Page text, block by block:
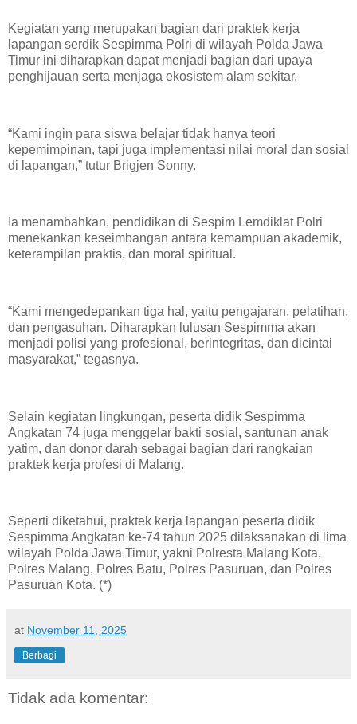
Kegiatan yang merupakan bagian dari praktek kerja
lapangan serdik Sespimma Polri di wilayah Polda Jawa
Timur ini diharapkan dapat menjadi bagian dari upaya
penghijauan serta menjaga ekosistem alam sekitar.
“Kami ingin para siswa belajar tidak hanya teori
kepemimpinan, tapi juga implementasi nilai moral dan sosial
di lapangan,” tutur Brigjen Sonny.
Ia menambahkan, pendidikan di Sespim Lemdiklat Polri
menekankan keseimbangan antara kemampuan akademik,
keterampilan praktis, dan moral spiritual.
“Kami mengedepankan tiga hal, yaitu pengajaran, pelatihan,
dan pengasuhan. Diharapkan lulusan Sespimma akan
menjadi polisi yang profesional, berintegritas, dan dicintai
masyarakat,” tegasnya.
Selain kegiatan lingkungan, peserta didik Sespimma
Angkatan 74 juga menggelar bakti sosial, santunan anak
yatim, dan donor darah sebagai bagian dari rangkaian
praktek kerja profesi di Malang.
Seperti diketahui, praktek kerja lapangan peserta didik
Sespimma Angkatan ke-74 tahun 2025 dilaksanakan di lima
wilayah Polda Jawa Timur, yakni Polresta Malang Kota,
Polres Malang, Polres Batu, Polres Pasuruan, dan Polres
Pasuruan Kota. (*)
at November 11, 2025
Berbagi
Tidak ada komentar: